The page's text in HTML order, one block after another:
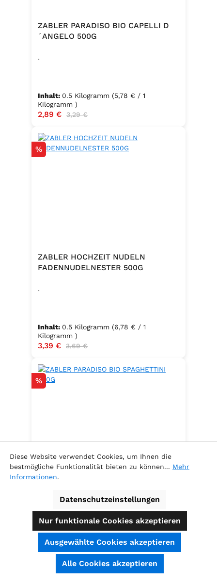
ZABLER PARADISO BIO CAPELLI D
´ANGELO 500G
.
Inhalt: 0.5 Kilogramm (5,78 € / 1
Kilogramm )
Verkaufspreis:
2,89 € Regulärer Preis:
3,29 €
Rabatt
%
ZABLER HOCHZEIT NUDELN
FADENNUDELNESTER 500G
.
Inhalt: 0.5 Kilogramm (6,78 € / 1
Kilogramm )
Verkaufspreis:
3,39 € Regulärer Preis:
3,69 €
Rabatt
%
SPAGHETTINI 500G
100% Hartweizen
Kilogramm )
Verkaufspreis:
Regulärer Preis:
Diese Website verwendet Cookies, um Ihnen die
bestmögliche Funktionalität bieten zu können... Mehr
Informationen.
Datenschutzeinstellungen
Nur funktionale Cookies akzeptieren
Ausgewählte Cookies akzeptieren
Alle Cookies akzeptieren
SEHR GUT (4.74 / 5)
Bewertungen bei: shopauskunft.de, ausgezeichnet.org, shopvote.de ⓘ
Informationen zur Echtheit der Bewertungen